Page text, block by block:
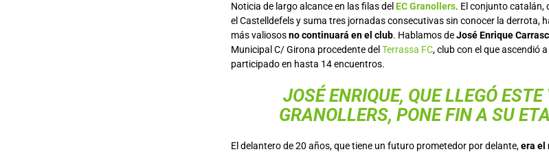
Noticia de largo alcance en las filas del EC Granollers. El conjunto catalán,
el Castelldefels y suma tres jornadas consecutivas sin conocer la derrota,
más valiososno continuará en el club. Hablamos deJosé Enrique
Municipal C/ Girona procedente del Terrassa FC, club con el que ascendió
participado en hasta 14 encuentros.
JOSÉ ENRIQUE, QUE LLEGÓ
GRANOLLERS, PONE FIN A SU
El delantero de 20 años, que tiene un futuro prometedor por delante,era el